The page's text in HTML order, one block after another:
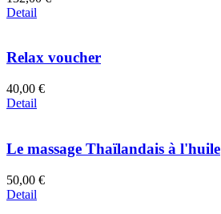
Detail
Relax voucher
40,00 €
Detail
Le massage Thaïlandais à l'huile
50,00 €
Detail